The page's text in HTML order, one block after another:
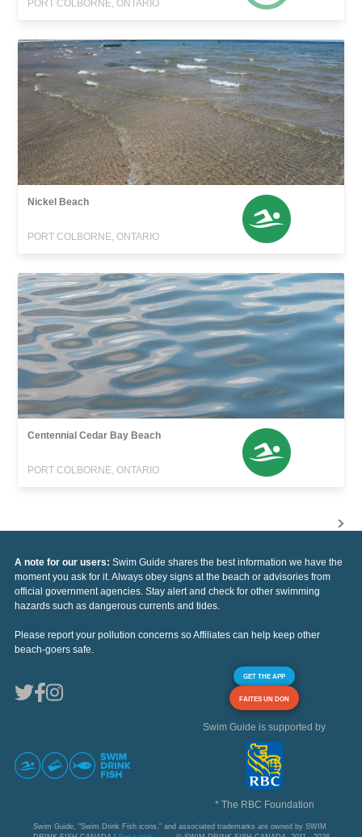
PORT COLBORNE, ONTARIO
Nickel Beach
PORT COLBORNE, ONTARIO
Centennial Cedar Bay Beach
PORT COLBORNE, ONTARIO
A note for our users: Swim Guide shares the best information we have the
moment you ask for it. Always obey signs at the beach or advisories from
official government agencies. Stay alert and check for other swimming
hazards such as dangerous currents and tides.
Please report your pollution concerns so Affiliates can help keep other
beach-goers safe.
GET THE APP
FAITES UN DON
Swim Guide is supported by
* The RBC Foundation
Swim Guide, "Swim Drink Fish icons," and associated trademarks are owned by SWIM